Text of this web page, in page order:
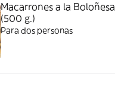
Macarrones a la Boloñesa
(500 g.)
Para dos personas